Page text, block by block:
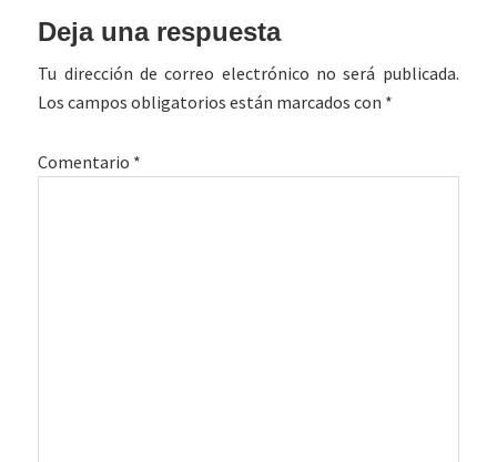
Interacciones
con
los
Deja una respuesta
Tu dirección de correo electrónico no será publicada.
Los campos obligatorios están marcados con *
Comentario *